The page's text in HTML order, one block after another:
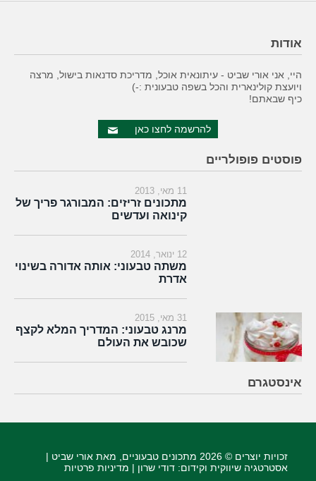
אודות
היי, אני אורי שביט - עיתונאית אוכל, מדריכת סדנאות בישול, מרצה
ויועצת קולינארית והכל בשפה טבעונית :-)
כיף שבאתם!
להרשמה לחצו כאן
פוסטים פופולריים
11 מאי, 2013
מתכונים זריזים: המבורגר פריך של
קינואה ועדשים
12 ינואר, 2014
משתה טבעוני: אותה אדורה בשינוי
אדרת
31 מאי, 2015
מרנג טבעוני: המדריך המלא לקצף
שכובש את העולם
אינסטגרם
זכויות יוצרים © 2026 מתכונים טבעוניים , מאת אורי שביט |
אסטרטגיה שיווקית וקידום: דודי שרון | מדיניות פרטיות